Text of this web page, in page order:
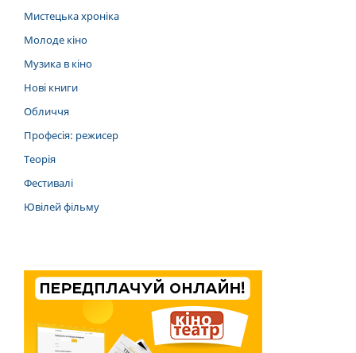
Мистецька хроніка
Молоде кіно
Музика в кіно
Нові книги
Обличчя
Професія: режисер
Теорія
Фестивалі
Ювілей фільму